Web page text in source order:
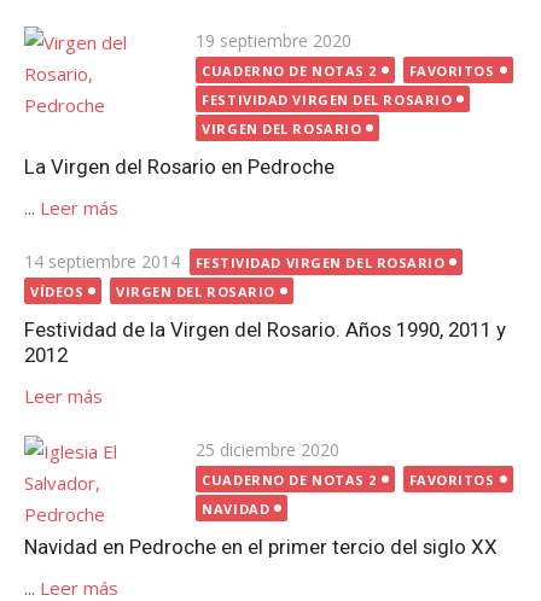
Publicada
el
19 septiembre 2020
CUADERNO DE NOTAS 2
FAVORITOS
FESTIVIDAD VIRGEN DEL ROSARIO
VIRGEN DEL ROSARIO
La Virgen del Rosario en Pedroche
... Leer más
Publicada
el
14 septiembre 2014
FESTIVIDAD VIRGEN DEL ROSARIO
VÍDEOS
VIRGEN DEL ROSARIO
Festividad de la Virgen del Rosario. Años 1990, 2011 y
2012
Leer más
Publicada
el
25 diciembre 2020
CUADERNO DE NOTAS 2
FAVORITOS
NAVIDAD
Navidad en Pedroche en el primer tercio del siglo XX
... Leer más